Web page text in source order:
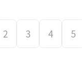
2 3 4 5